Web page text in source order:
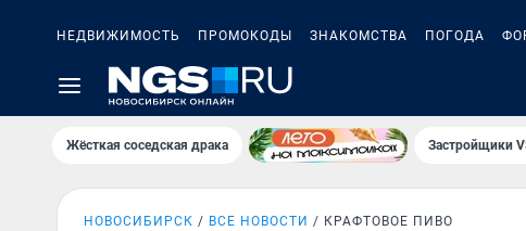
НЕДВИЖИМОСТЬ ПРОМОКОДЫ ЗНАКОМСТВА ПОГОДА
Жёсткая соседская драка Застройщики
НОВОСИБИРСК ВСЕ НОВОСТИ КРАФТОВОЕ ПИВО